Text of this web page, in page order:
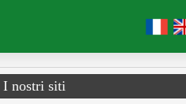
I nostri siti